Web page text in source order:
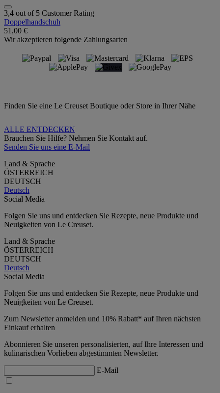
3,4 out of 5 Customer Rating
Doppelhandschuh
51,00 €
Wir akzeptieren folgende Zahlungsarten
Finden Sie eine Le Creuset Boutique oder Store in Ihrer Nähe
ALLE ENTDECKEN
Brauchen Sie Hilfe? Nehmen Sie Kontakt auf.
Senden Sie uns eine E-Mail
Land & Sprache
ÖSTERREICH
DEUTSCH
Deutsch
Social Media
Folgen Sie uns und entdecken Sie Rezepte, neue Produkte und
Neuigkeiten von Le Creuset.
Land & Sprache
ÖSTERREICH
DEUTSCH
Deutsch
Social Media
Folgen Sie uns und entdecken Sie Rezepte, neue Produkte und
Neuigkeiten von Le Creuset.
Zum Newsletter anmelden und 10% Rabatt* auf Ihren nächsten
Einkauf erhalten
Abonnieren Sie unseren personalisierten, auf Ihre Interessen und
kulinarischen Vorlieben abgestimmten Newsletter.
E-Mail